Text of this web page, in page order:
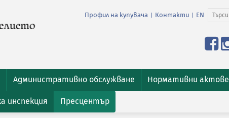
Профил на купувача Контакти EN
Административно обслужване Нормативни актове
инспекция Пресцентър